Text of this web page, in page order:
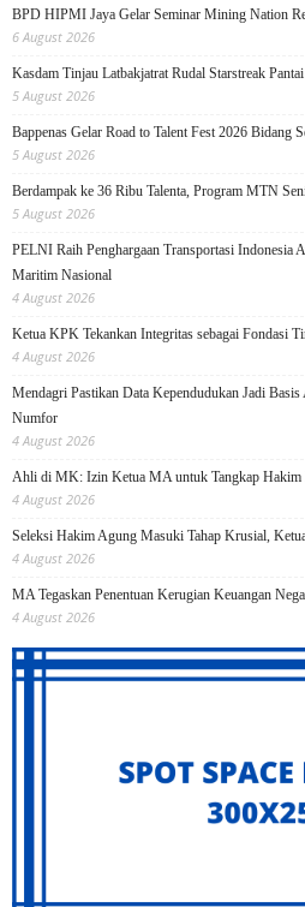
BPD HIPMI Jaya Gelar Seminar Mining Nation
6 August 2026
Kasdam Tinjau Latbakjatrat Rudal Starstreak Pantai
5 August 2026
Bappenas Gelar Road to Talent Fest 2026 Bidang
5 August 2026
Berdampak ke 36 Ribu Talenta, Program MTN
5 August 2026
PELNI Raih Penghargaan Transportasi Indonesia
Maritim Nasional
4 August 2026
Ketua KPK Tekankan Integritas sebagai Fondasi
4 August 2026
Mendagri Pastikan Data Kependudukan Jadi
Numfor
4 August 2026
Ahli di MK: Izin Ketua MA untuk Tangkap Hakim
4 August 2026
Seleksi Hakim Agung Masuki Tahap Krusial,
4 August 2026
MA Tegaskan Penentuan Kerugian Keuangan
4 August 2026